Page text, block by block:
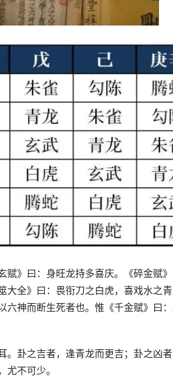
赋》曰：身旺龙持多喜庆。《碎金赋
大全》曰：畏衔刀之白虎，喜戏水之
神而断生死者也。惟《千金赋》曰：
。卦之吉者，逢青龙而更吉；卦之凶
不可少。